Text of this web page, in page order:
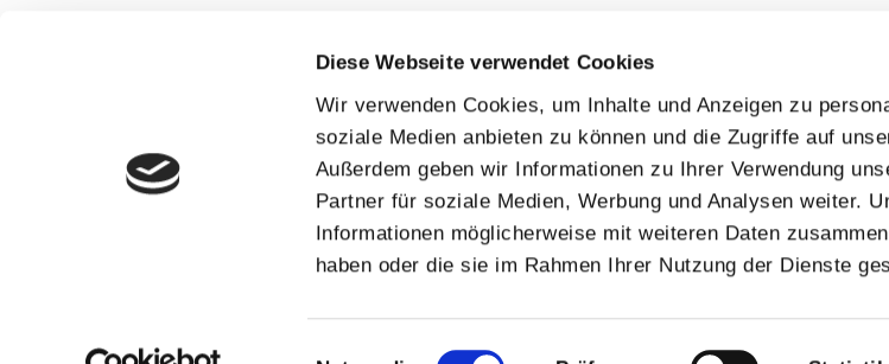
Diese Webseite verwendet Cookies
Wir verwenden Cookies, um Inhalte und Anzeigen zu
soziale Medien anbieten zu können und die Zugriffe auf
Außerdem geben wir Informationen zu Ihrer Verwendung
Partner für soziale Medien, Werbung und Analysen weiter.
Informationen möglicherweise mit weiteren Daten
haben oder die sie im Rahmen Ihrer Nutzung der Dienste
Einwilligungsauswahl